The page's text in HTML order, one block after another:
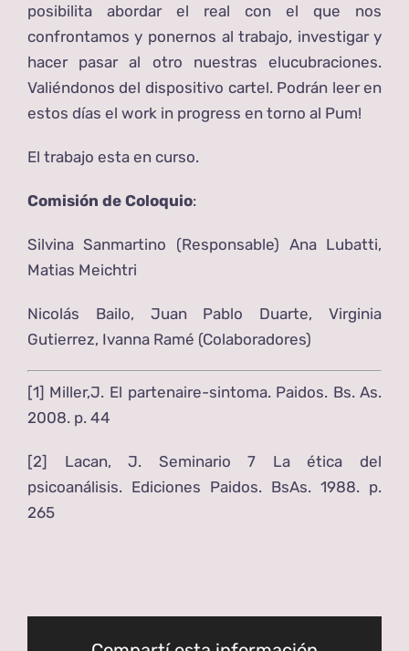
posibilita abordar el real con el que nos
confrontamos y ponernos al trabajo, investigar y
hacer pasar al otro nuestras elucubraciones.
Valiéndonos del dispositivo cartel. Podrán leer en
estos días el work in progress en torno al Pum!
El trabajo esta en curso.
Comisión de Coloquio:
Silvina Sanmartino (Responsable) Ana Lubatti,
Matias Meichtri
Nicolás Bailo, Juan Pablo Duarte, Virginia
Gutierrez, Ivanna Ramé (Colaboradores)
[1] Miller,J. El partenaire-sintoma. Paidos. Bs. As.
2008. p. 44
[2]
Lacan, J. Seminario 7 La ética del
psicoanálisis. Ediciones Paidos. BsAs. 1988. p.
265